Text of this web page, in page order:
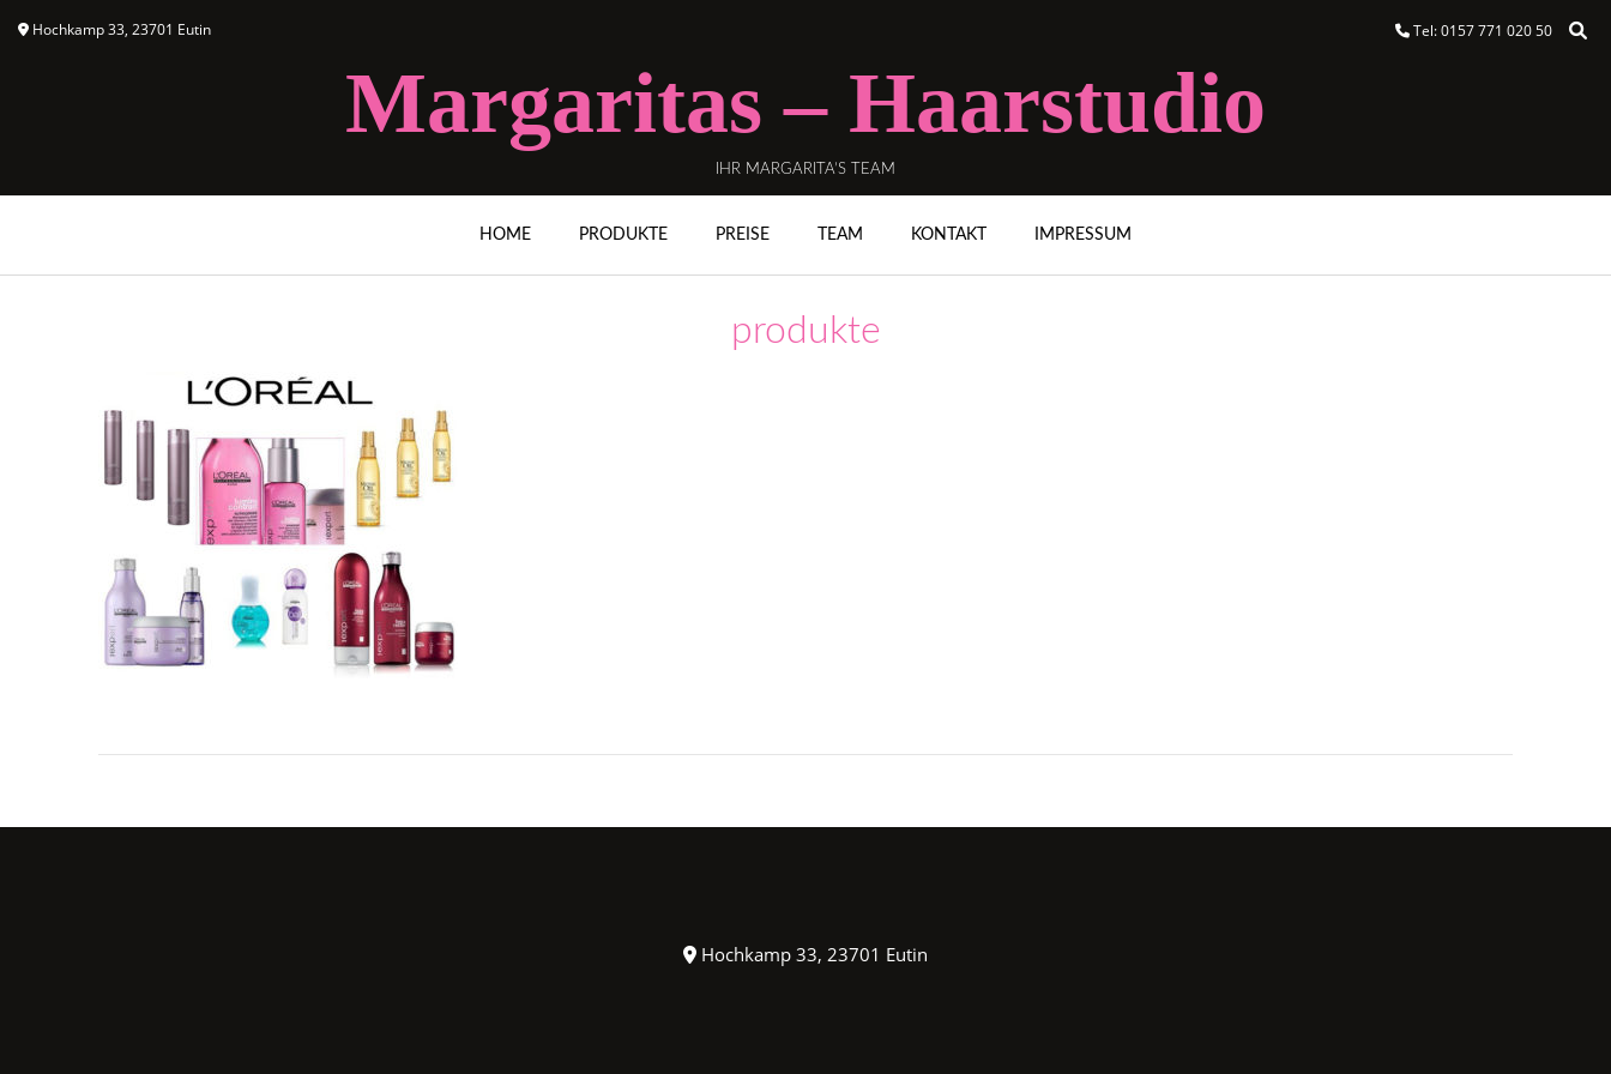
Hochkamp 33, 23701 Eutin Tel: 0157 771 020 50
Margaritas – Haarstudio
IHR MARGARITA’S TEAM
HOME PRODUKTE PREISE TEAM KONTAKT IMPRESSUM
produkte
Hochkamp 33, 23701 Eutin